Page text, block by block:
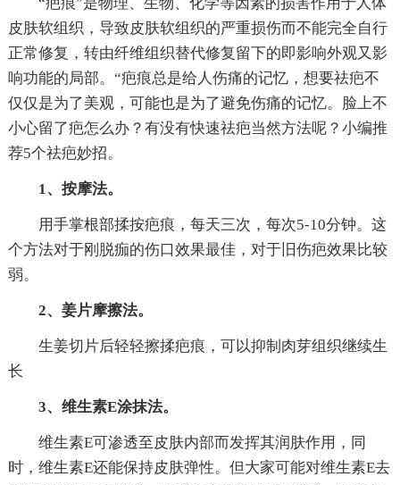
皮肤软组织，导致皮肤软组织的严重损伤而不能完全自行
正常修复，转由纤维组织替代修复留下的即影响外观又影
响功能的局部。“疤痕总是给人伤痛的记忆，想要祛疤不
仅仅是为了美观，可能也是为了避免伤痛的记忆。脸上不
小心留了疤怎么办？有没有快速祛疤当然方法呢？小编推
荐5个祛疤妙招。
1、按摩法。
用手掌根部揉按疤痕，每天三次，每次5-10分钟。这
个方法对于刚脱痂的伤口效果最佳，对于旧伤疤效果比较
弱。
2、姜片摩擦法。
生姜切片后轻轻擦揉疤痕，可以抑制肉芽组织继续生
长
3、维生素E涂抹法。
维生素E可渗透至皮肤内部而发挥其润肤作用，同
时，维生素E还能保持皮肤弹性。但大家可能对维生素E去